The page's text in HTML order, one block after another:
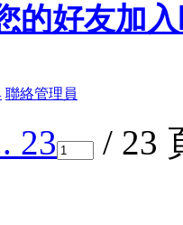
的好友加
聯絡管理員
23 / 23